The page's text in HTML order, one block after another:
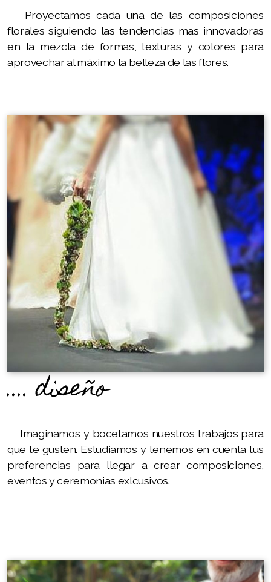
Proyectamos cada una de las composiciones
florales siguiendo las tendencias mas innovadoras
en la mezcla de formas, texturas y colores para
aprovechar al máximo la belleza de las flores.
....diseño
Imaginamos y bocetamos nuestros trabajos para
que te gusten. Estudiamos y tenemos en cuenta tus
preferencias para llegar a crear composiciones,
eventos y ceremonias exlcusivos.